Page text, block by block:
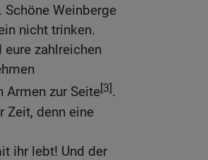
Weinberge
nicht trinken.
eure zahlreichen
Armen zur Seite[3].
Zeit, denn eine
ihr lebt! Und der